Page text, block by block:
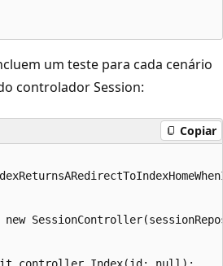
um teste para cada cenário
controlador Session:
Copiar
new
controller.Index(id: null);